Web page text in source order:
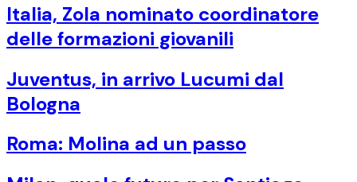
Italia, Zola nominato coordinatore
delle formazioni giovanili
Juventus, in arrivo Lucumi dal
Bologna
Roma: Molina ad un passo